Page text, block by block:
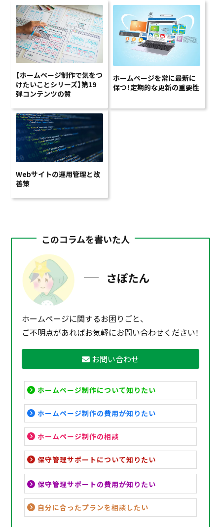
【ホームページ制作で気をつ
けたいことシリーズ】第19
弾コンテンツの質
ホームページを常に最新に
保つ！定期的な更新の重要性
Webサイトの運用管理と改
善策
このコラムを書いた人
さぽたん
ホームページに関するお困りごと、
ご不明点があればお気軽にお問い合わせください！
お問い合わせ
ホームページ制作について知りたい
ホームページ制作の費用が知りたい
ホームページ制作の相談
保守管理サポートについて知りたい
保守管理サポートの費用が知りたい
自分に合ったプランを相談したい